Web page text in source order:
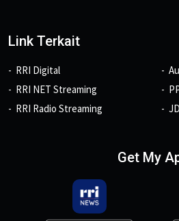
Link Terkait
RRI Digital
RRI NET Streaming
RRI Radio Streaming
Get My